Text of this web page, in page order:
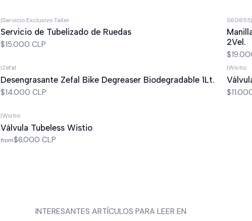
|Servicio Exclusivo Taller
Servicio de Tubelizado de Ruedas
$15.000 CLP
S60855|
2Vel.
|Zefal
Desengrasante Zefal Bike Degreaser Biodegradable 1Lt.
$14.000 CLP
|Wistio
|Wistio
Válvula Tubeless Wistio
from$6.000 CLP
INTERESANTES ARTÍCULOS PARA LEER EN